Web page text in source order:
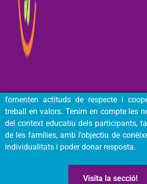
que hi participen donat que les famílies
laboral i busquen la manera de poder
professional i laboral. El nostre treball
en el temps de lleure consisteix a
dels infants a partir de propostes i
fomenten actituds de respecte i
treball en valors. Tenim en compte les
del context educatiu dels participants,
de les famílies, amb l’objectiu de
individualitats i poder donar resposta.
Visita la secció!